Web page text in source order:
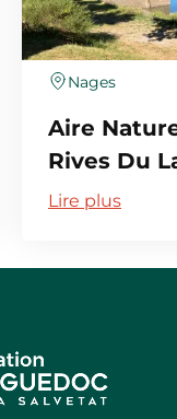
Nages
Aire
Rives Du
Lire plus